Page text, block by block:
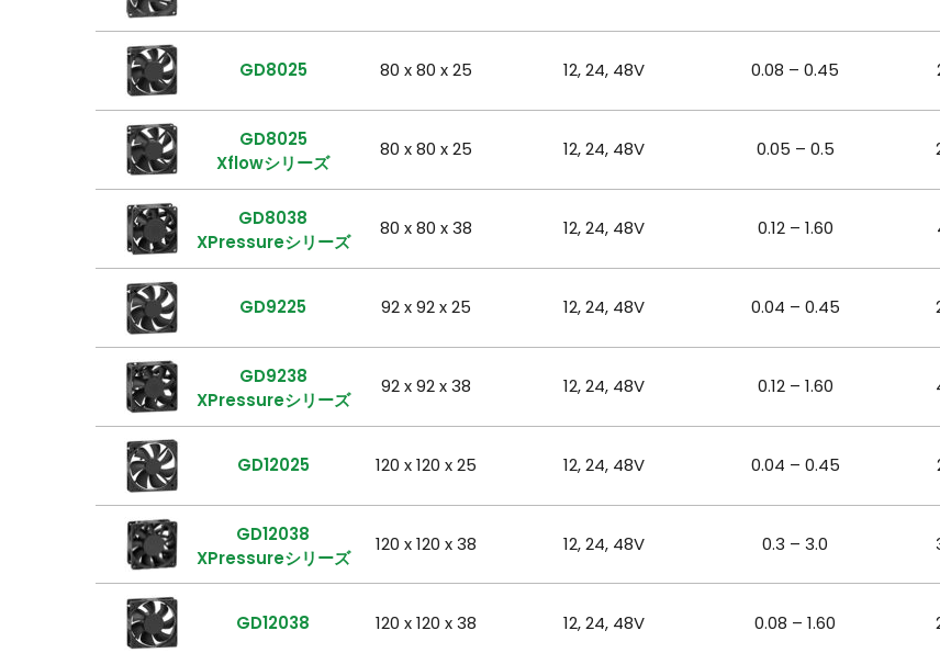
GD8025 80 x 80 x 25 12, 24, 48V 0.08 – 0.45
GD8025
Xflowシリーズ
80 x 80 x 25 12, 24, 48V 0.05 – 0.5
GD8038
XPressureシリーズ
80 x 80 x 38 12, 24, 48V 0.12 – 1.60
GD9225 92 x 92 x 25 12, 24, 48V 0.04 – 0.45
GD9238
XPressureシリーズ
92 x 92 x 38 12, 24, 48V 0.12 – 1.60
GD12025 120 x 120 x 25 12, 24, 48V 0.04 – 0.45
GD12038
XPressureシリーズ
120 x 120 x 38 12, 24, 48V 0.3 – 3.0
GD12038 120 x 120 x 38 12, 24, 48V 0.08 – 1.60